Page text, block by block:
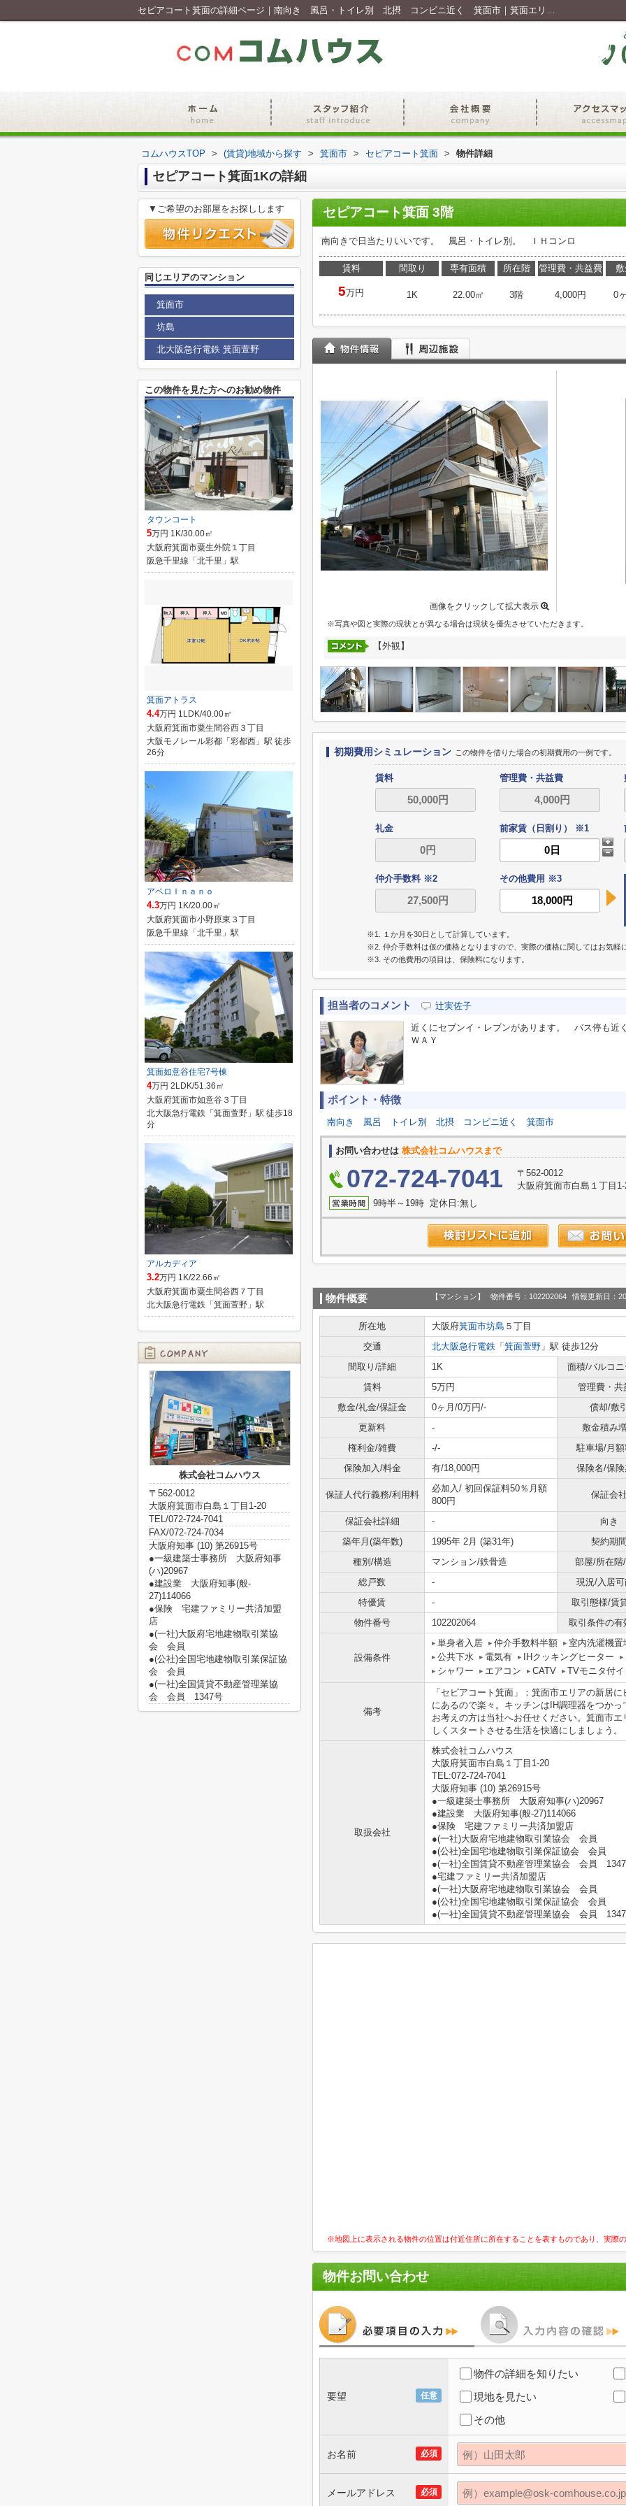
セピアコート箕面の詳細ページ｜南向き 風呂・トイレ別 北摂 コンビニ近く 箕面市｜箕面エリアの賃貸物件探しならコムハウスへ！
コムハウスTOP > (賃貸)地域から探す > 箕面市 > セピアコート箕面 > 物件詳細
セピアコート箕面1Kの詳細
セピアコート箕面 3階
南向きで日当たりいいです。 風呂・トイレ別。 ＩＨコンロ
賃料
5万円
間取り
1K
専有面積
22.00㎡
所在階
3階
管理費・共益費
4,000円 0
画像をクリックして拡大表示
※写真や図と実際の現状とが異なる場合は現状を優先させていただきます。
【外観】
初期費用シミュレーション この物件を借りた場合の初期費用の一例です。
賃料 管理費・共益費
礼金 前家賃（日割り） ※1
仲介手数料 ※2 その他費用 ※3
※1. １か月を30日として計算しています。
※2. 仲介手数料は仮の価格となりますので、実際の価格に関してはお気軽
※3. その他費用の項目は、保険料になります。
担当者のコメント 辻実佐子
近くにセブンイ・レブンがあります。 バス停も近
ＷＡＹ
ポイント・特徴
南向き 風呂 トイレ別 北摂 コンビニ近く 箕面市
お問い合わせは 株式会社コムハウスまで
072-724-7041
〒562-0012
大阪府箕面市白島１丁目
9時半～19時 定休日:無し
物件概要 【マンション】 物件番号：102202064 情報更新日：
所在地 大阪府箕面市坊島 ５丁目
交通
北大阪急行電鉄 「 箕面萱野 」駅 徒歩12分
間取り/詳細
1K
面積/バルコ
賃料
5万円
管理費・共
敷金/礼金/保証金
0ヶ月/0万円/-
償却/敷
更新料
-
敷金積み
権利金/雑費
-/-
駐車場/月
保険加入/料金
有/18,000円 保険名/保
保証人代行義務/利用料
必加入/ 初回保証料50％月額
800円
保証会
保証会社詳細 -
向き
築年月(築年数)
1995年 2月 (築31年)
契約期
種別/構造
マンション/鉄骨造
部屋/所在階
総戸数
-
現況/入居
特優賃
-
取引態様/賃
物件番号
102202064 取引条件の有
設備条件
単身者入居 仲介手数料半額
室内洗濯機置
公共下水
電気有 IHクッキングヒーター
シャワー
エアコン CATV TVモニタ付
備考
「セピアコート箕面」：箕面市エリアの新居
にあるので楽々。キッチンはIH調理器をつか
お考えの方は当社へお任せください。箕面市
しくスタートさせる生活を快適にしましょう。
取扱会社
株式会社コムハウス
大阪府箕面市白島１丁目1-20
TEL:072-724-7041
大阪府知事 (10) 第26915号
●一級建築士事務所 大阪府知事(ハ)20967
●建設業 大阪府知事(般‐27)114066
●保険 宅建ファミリー共済加盟店
●(一社)大阪府宅地建物取引業協会 会員
●(公社)全国宅地建物取引業保証協会 会員
●(一社)全国賃貸不動産管理業協会 会員
●宅建ファミリー共済加盟店
●(一社)大阪府宅地建物取引業協会 会員
●(公社)全国宅地建物取引業保証協会 会員
●(一社)全国賃貸不動産管理業協会 会員
※地図上に表示される物件の位置は付近住所に所在することを表すものであり、実際
物件お問い合わせ
任意
要望
物件の詳細を知りたい
現地を見たい
その他
必須
お名前
必須
メールアドレス
▼ご希望のお部屋をお探しします
同じエリアのマンション
箕面市
坊島
北大阪急行電鉄 箕面萱野
この物件を見た方へのお勧め物件
タウンコート
5万円 1K/30.00㎡
大阪府箕面市粟生外院１丁目
阪急千里線「北千里」駅
箕面アトラス
4.4万円 1LDK/40.00㎡
大阪府箕面市粟生間谷西３丁目
大阪モノレール彩都「彩都西」駅 徒歩
26分
アペロＩｎａｎｏ
4.3万円 1K/20.00㎡
大阪府箕面市小野原東３丁目
阪急千里線「北千里」駅
箕面如意谷住宅7号棟
4万円 2LDK/51.36㎡
大阪府箕面市如意谷３丁目
北大阪急行電鉄「箕面萱野」駅 徒歩18
分
アルカディア
3.2万円 1K/22.66㎡
大阪府箕面市粟生間谷西７丁目
北大阪急行電鉄「箕面萱野」駅
株式会社コムハウス
〒562-0012
大阪府箕面市白島１丁目1-20
TEL/072-724-7041
FAX/072-724-7034
大阪府知事 (10) 第26915号
●一級建築士事務所 大阪府知事
(ハ)20967
●建設業 大阪府知事(般‐
27)114066
●保険 宅建ファミリー共済加盟
店
●(一社)大阪府宅地建物取引業協
会 会員
●(公社)全国宅地建物取引業保証協
会 会員
●(一社)全国賃貸不動産管理業協
会 会員 1347号